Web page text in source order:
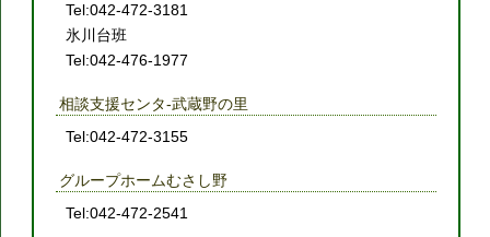
Tel:042-472-3181
氷川台班
Tel:042-476-1977
相談支援センタ-武蔵野の里
Tel:042-472-3155
グループホームむさし野
Tel:042-472-2541